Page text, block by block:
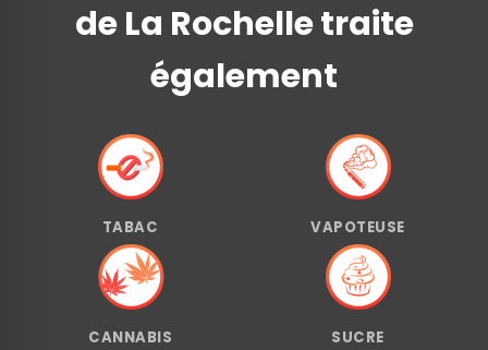
de La Rochelle traite
également
TABAC VAPOTEUSE
CANNABIS SUCRE